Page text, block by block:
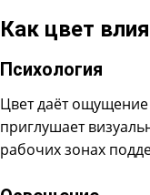
Как цвет
Психология
Цвет даёт
приглушает
рабочих зонах